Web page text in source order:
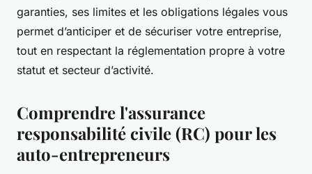
garanties, ses limites et les obligations légales vous
permet d’anticiper et de sécuriser votre entreprise,
tout en respectant la réglementation propre à votre
statut et secteur d’activité.
Comprendre l'assurance
responsabilité civile (RC) pour les
auto-entrepreneurs